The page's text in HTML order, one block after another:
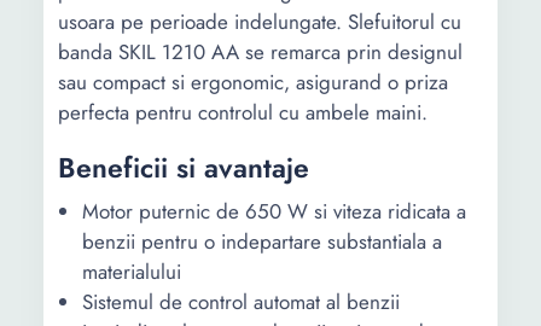
usoara pe perioade indelungate. Slefuitorul cu
banda SKIL 1210 AA se remarca prin designul
sau compact si ergonomic, asigurand o priza
perfecta pentru controlul cu ambele maini.
Beneficii si avantaje
Motor puternic de 650 W si viteza ridicata a
benzii pentru o indepartare substantiala a
materialului
Sistemul de control automat al benzii